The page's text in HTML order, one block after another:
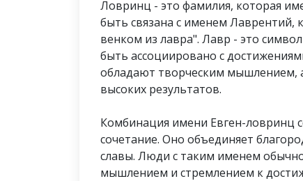
Ловринц - это фамилия, которая
быть связана с именем Лаврентий,
венком из лавра". Лавр - это
быть ассоциировано с
обладают творческим мышлением,
высоких результатов.
Комбинация имени Евген-ловринц
сочетание. Оно объединяет
славы. Люди с таким именем
мышлением и стремлением к